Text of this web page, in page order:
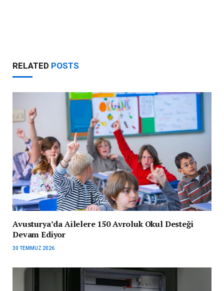
RELATED POSTS
Avusturya’da Ailelere 150 Avroluk Okul Desteği
Devam Ediyor
30 TEMMUZ 2026